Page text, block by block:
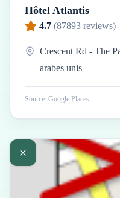
Hôtel Atlantis
4.7 (87893 reviews)
Crescent Rd - The
arabes unis
Source: Google Places